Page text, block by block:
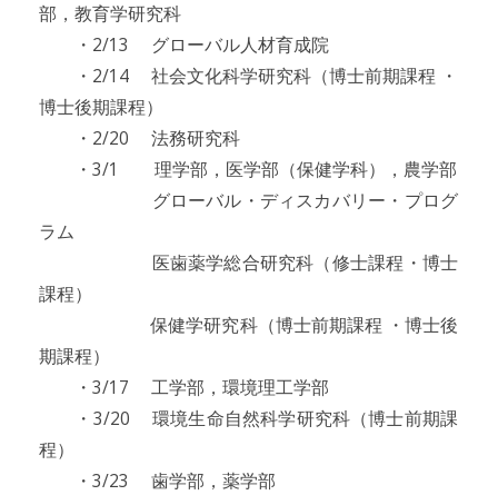
部，教育学研究科
・2/13 グローバル人材育成院
・2/14 社会文化科学研究科（博士前期課程 ・
博士後期課程）
・2/20 法務研究科
・3/1 理学部，医学部（保健学科），農学部
グローバル・ディスカバリー・プログ
ラム
医歯薬学総合研究科（修士課程・博士
課程）
保健学研究科（博士前期課程 ・博士後
期課程）
・3/17 工学部，環境理工学部
・3/20 環境生命自然科学研究科（博士前期課
程）
・3/23 歯学部，薬学部